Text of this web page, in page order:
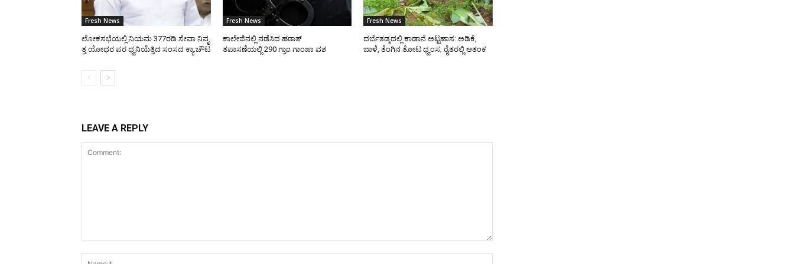
Fresh News
ಲೋಕಸಭೆಯಲ್ಲಿ ನಿಯಮ 377ರಡಿ ಸೇವಾ ನಿವೃ
ತ್ತ ಯೋಧರ ಪರ ಧ್ವನಿಯೆತ್ತಿದ ಸಂಸದ ಕ್ಯಾ.ಚೌಟ
Fresh News
ಕಾಲೇಜಿನಲ್ಲಿ ನಡೆಸಿದ ಹಠಾತ್
ತಪಾಸಣೆಯಲ್ಲಿ 290 ಗ್ರಾಂ ಗಾಂಜಾ ವಶ
Fresh News
ದರ್ಬೆತಡ್ಕದಲ್ಲಿ ಕಾಡಾನೆ ಅಟ್ಟಹಾಸ: ಅಡಿಕೆ,
ಬಾಳೆ, ತೆಂಗಿನ ತೋಟ ಧ್ವಂಸ; ರೈತರಲ್ಲಿ ಆತಂಕ
LEAVE A REPLY